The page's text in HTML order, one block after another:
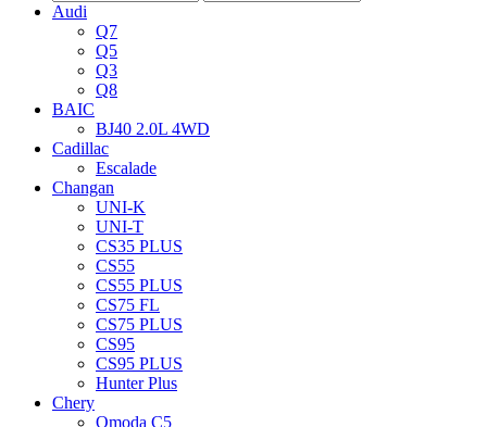
Audi
Q7
Q5
Q3
Q8
BAIC
BJ40 2.0L 4WD
Cadillac
Escalade
Changan
UNI-K
UNI-T
CS35 PLUS
CS55
CS55 PLUS
CS75 FL
CS75 PLUS
CS95
CS95 PLUS
Hunter Plus
Chery
Omoda C5